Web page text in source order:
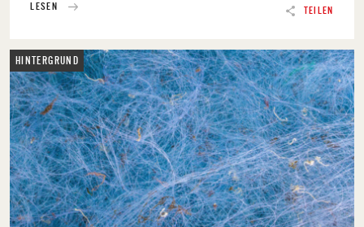
TEILEN
LESEN
HINTERGRUND